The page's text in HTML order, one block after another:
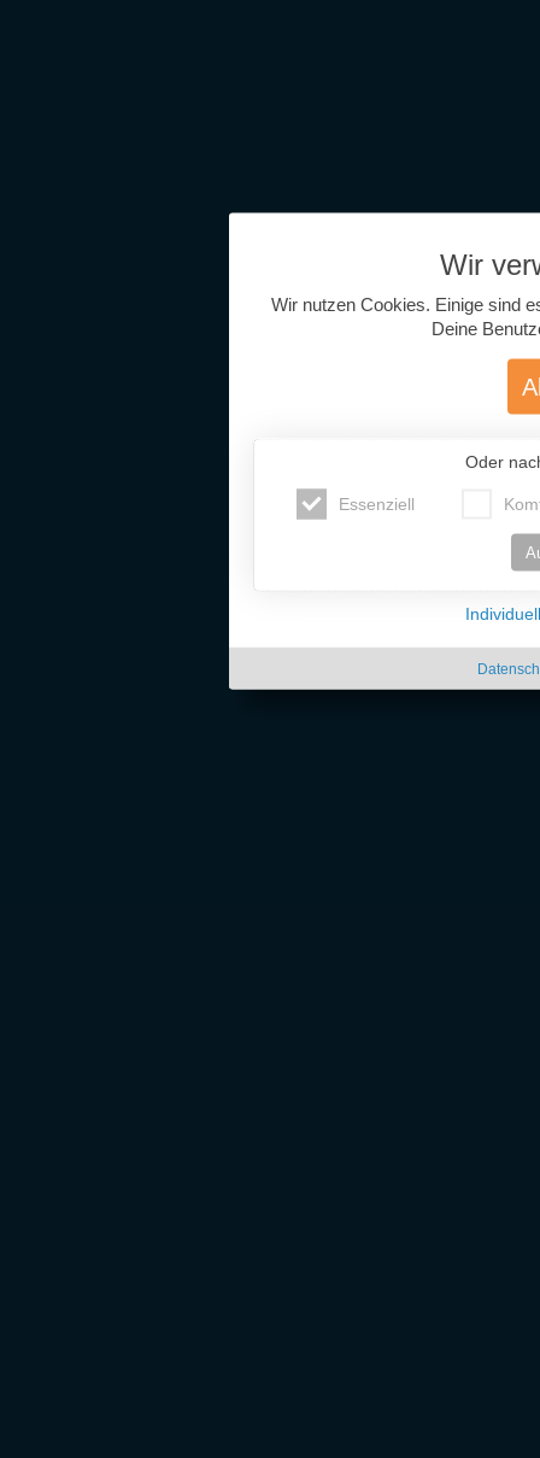
Wir
Wir nutzen Cookies. Einige sind
Deine
Oder
Essenziell